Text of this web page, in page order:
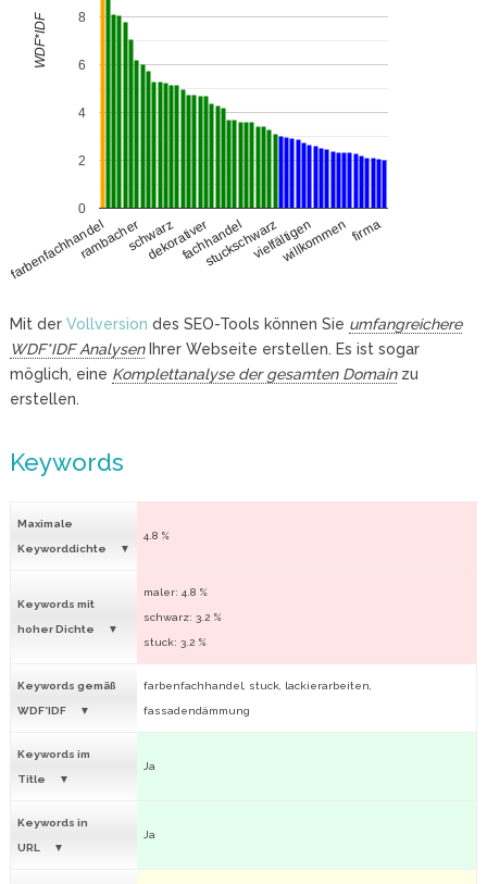
farbenfachhandelrambacherschwarz
dekorativerfachhandel
stuckschwarzvielfältigen
willkommen firma
0
2
4
6
8
WDF*IDF
Mit der Vollversion des SEO-Tools können Sie umfangreichere
WDF*IDF AnalysenIhrer Webseite erstellen. Es ist sogar
möglich, eine Komplettanalyse der gesamten Domainzu
erstellen.
Keywords
Maximale
Keyworddichte
4.8 %
Keywords mit
hoher Dichte
maler: 4.8 %
schwarz: 3.2 %
stuck: 3.2 %
Keywords gemäß
WDF*IDF
farbenfachhandel, stuck, lackierarbeiten,
fassadendämmung
Keywords im
Title
Ja
Keywords in
URL
Ja